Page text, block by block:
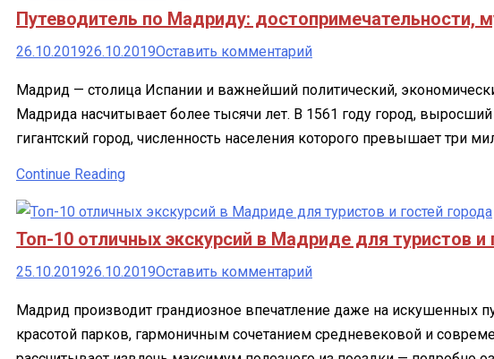
Путеводитель по Мадриду: достопримечательности,
26.10.201926.10.2019Оставить комментарийк
по
Мадриду:
достопримечательности,
кафе
и
рестораны,
и
отзывы
Мадрид — столица Испании и важнейший политический,
Мадрида насчитывает более тысячи лет. В 1561 году город,
гигантский город, численность населения которого превышает три
Continue Reading
Топ-10 отличных экскурсий в Мадриде для туристов и
25.10.201926.10.2019Оставить комментарийк
отличных
экскурсий
Мадрид производит грандиозное впечатление даже на искушенных
красотой парков, гармоничным сочетанием средневековой и